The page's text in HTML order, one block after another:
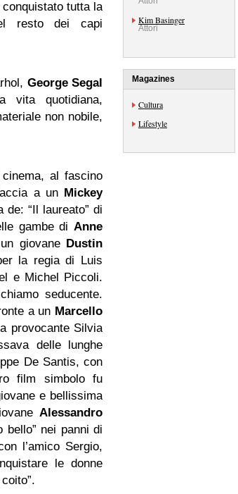
tutta la
resto dei capi
George Segal
vita quotidiana,
non nobile,
al fascino
a un Mickey
“Il laureato” di
gambe di Anne
giovane Dustin
la regia di Luis
e Michel Piccoli.
seducente.
a un Marcello
provocante Silvia
delle lunghe
De Santis, con
film simbolo fu
e bellissima
Alessandro
bello” nei panni di
l’amico Sergio,
le donne
Kim Basinger
Attori
Magazines
Cultura
Lifestyle